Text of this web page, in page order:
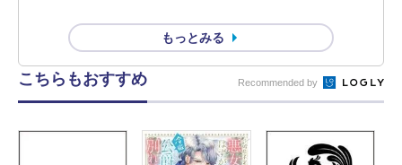
もっとみる
こちらもおすすめ Recommended by